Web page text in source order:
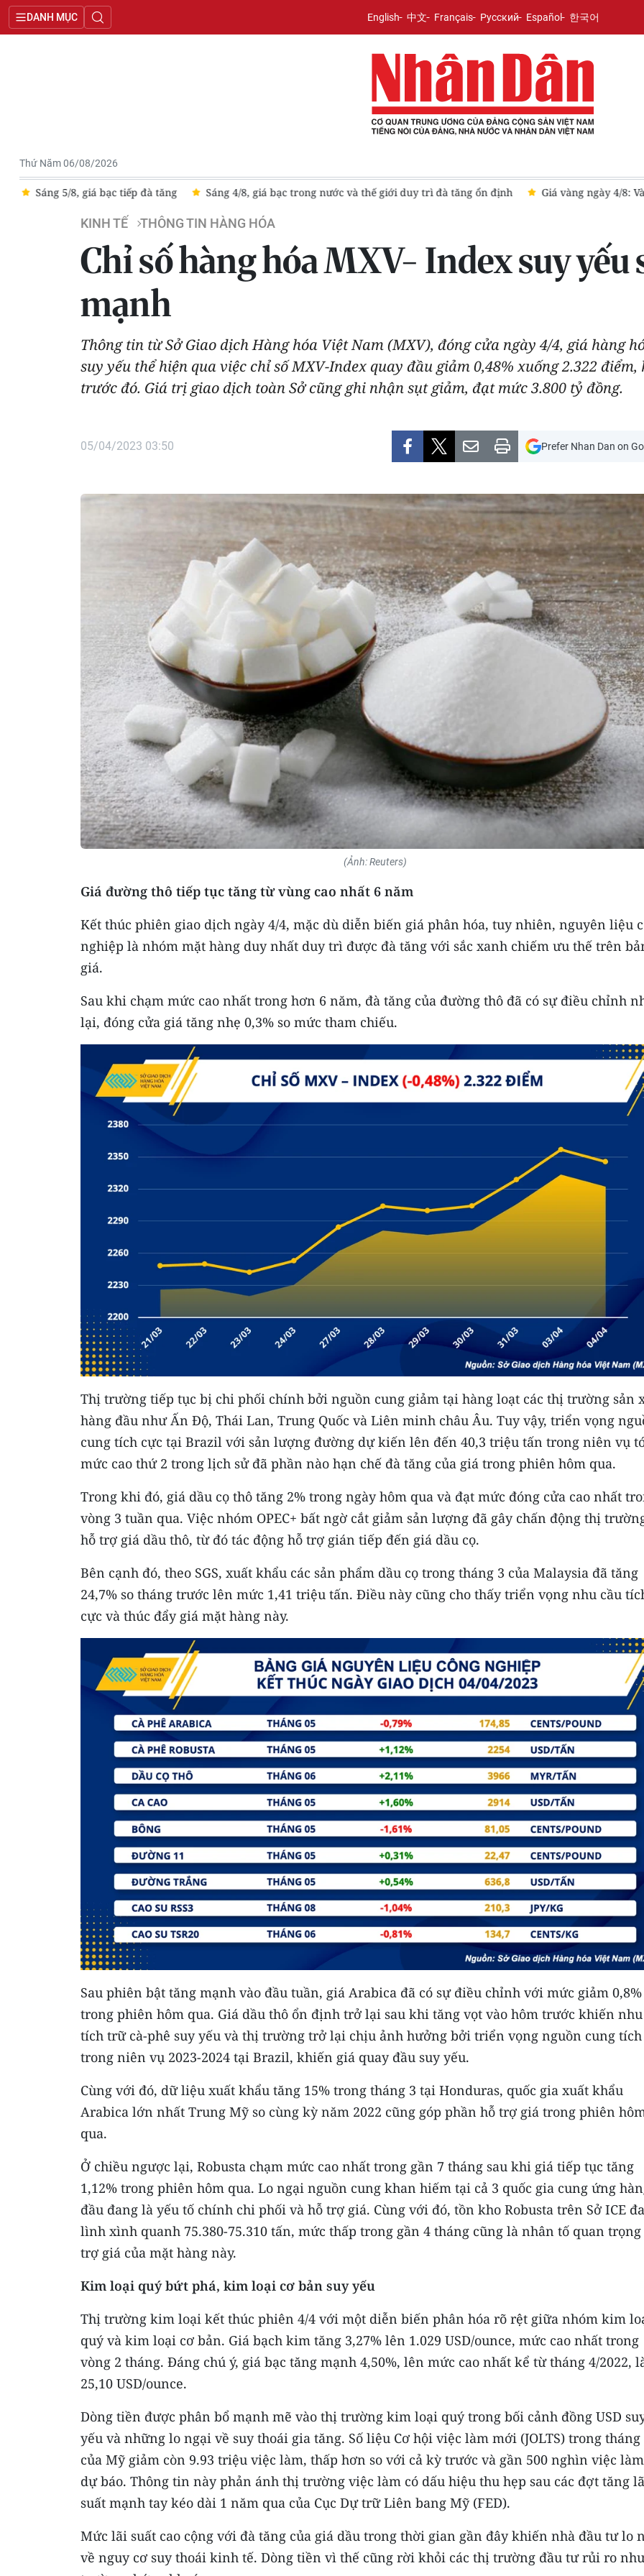
DANH MỤC English 中文 Français Русский Español 한국어
Thứ Năm 06/08/2026
Sáng 5/8, giá bạc tiếp đà tăng Sáng 4/8, giá bạc trong nước và thế giới duy trì đà tăng ổn định Giá vàng ngày 4/8:
KINH TẾ THÔNG TIN HÀNG HÓA
Chỉ số hàng hóa MXV- Index suy yếu
mạnh
Thông tin từ Sở Giao dịch Hàng hóa Việt Nam (MXV), đóng cửa ngày 4/4, giá hàng
suy yếu thể hiện qua việc chỉ số MXV-Index quay đầu giảm 0,48% xuống 2.322
trước đó. Giá trị giao dịch toàn Sở cũng ghi nhận sụt giảm, đạt mức 3.800 tỷ đồng.
05/04/2023 03:50 Prefer Nhan Dan on
(Ảnh: Reuters)
Giá đường thô tiếp tục tăng từ vùng cao nhất 6 năm
Kết thúc phiên giao dịch ngày 4/4, mặc dù diễn biến giá phân hóa, tuy nhiên, nguyên liệu
nghiệp là nhóm mặt hàng duy nhất duy trì được đà tăng với sắc xanh chiếm ưu thế trên
giá.
Sau khi chạm mức cao nhất trong hơn 6 năm, đà tăng của đường thô đã có sự điều chỉnh
lại, đóng cửa giá tăng nhẹ 0,3% so mức tham chiếu.
Thị trường tiếp tục bị chi phối chính bởi nguồn cung giảm tại hàng loạt các thị trường sản
hàng đầu như Ấn Độ, Thái Lan, Trung Quốc và Liên minh châu Âu. Tuy vậy, triển vọng
cung tích cực tại Brazil với sản lượng đường dự kiến lên đến 40,3 triệu tấn trong niên vụ
mức cao thứ 2 trong lịch sử đã phần nào hạn chế đà tăng của giá trong phiên hôm qua.
Trong khi đó, giá dầu cọ thô tăng 2% trong ngày hôm qua và đạt mức đóng cửa cao nhất
vòng 3 tuần qua. Việc nhóm OPEC+ bất ngờ cắt giảm sản lượng đã gây chấn động thị
hỗ trợ giá dầu thô, từ đó tác động hỗ trợ gián tiếp đến giá dầu cọ.
Bên cạnh đó, theo SGS, xuất khẩu các sản phẩm dầu cọ trong tháng 3 của Malaysia đã tăng
24,7% so tháng trước lên mức 1,41 triệu tấn. Điều này cũng cho thấy triển vọng nhu cầu
cực và thúc đẩy giá mặt hàng này.
Sau phiên bật tăng mạnh vào đầu tuần, giá Arabica đã có sự điều chỉnh với mức giảm 0,8%
trong phiên hôm qua. Giá dầu thô ổn định trở lại sau khi tăng vọt vào hôm trước khiến
tích trữ cà-phê suy yếu và thị trường trở lại chịu ảnh hưởng bởi triển vọng nguồn cung
trong niên vụ 2023-2024 tại Brazil, khiến giá quay đầu suy yếu.
Cùng với đó, dữ liệu xuất khẩu tăng 15% trong tháng 3 tại Honduras, quốc gia xuất khẩu
Arabica lớn nhất Trung Mỹ so cùng kỳ năm 2022 cũng góp phần hỗ trợ giá trong phiên
qua.
Ở chiều ngược lại, Robusta chạm mức cao nhất trong gần 7 tháng sau khi giá tiếp tục tăng
1,12% trong phiên hôm qua. Lo ngại nguồn cung khan hiếm tại cả 3 quốc gia cung ứng
đầu đang là yếu tố chính chi phối và hỗ trợ giá. Cùng với đó, tồn kho Robusta trên Sở ICE
lình xình quanh 75.380-75.310 tấn, mức thấp trong gần 4 tháng cũng là nhân tố quan trọng
trợ giá của mặt hàng này.
Kim loại quý bứt phá, kim loại cơ bản suy yếu
Thị trường kim loại kết thúc phiên 4/4 với một diễn biến phân hóa rõ rệt giữa nhóm kim
quý và kim loại cơ bản. Giá bạch kim tăng 3,27% lên 1.029 USD/ounce, mức cao nhất trong
vòng 2 tháng. Đáng chú ý, giá bạc tăng mạnh 4,50%, lên mức cao nhất kể từ tháng 4/2022,
25,10 USD/ounce.
Dòng tiền được phân bổ mạnh mẽ vào thị trường kim loại quý trong bối cảnh đồng USD
yếu và những lo ngại về suy thoái gia tăng. Số liệu Cơ hội việc làm mới (JOLTS) trong tháng
của Mỹ giảm còn 9.93 triệu việc làm, thấp hơn so với cả kỳ trước và gần 500 nghìn việc
dự báo. Thông tin này phản ánh thị trường việc làm có dấu hiệu thu hẹp sau các đợt tăng
suất mạnh tay kéo dài 1 năm qua của Cục Dự trữ Liên bang Mỹ (FED).
Mức lãi suất cao cộng với đà tăng của giá dầu trong thời gian gần đây khiến nhà đầu tư lo
về nguy cơ suy thoái kinh tế. Dòng tiền vì thế cũng rời khỏi các thị trường đầu tư rủi ro